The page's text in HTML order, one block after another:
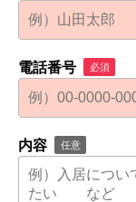
電話番号 必須
内容 任意